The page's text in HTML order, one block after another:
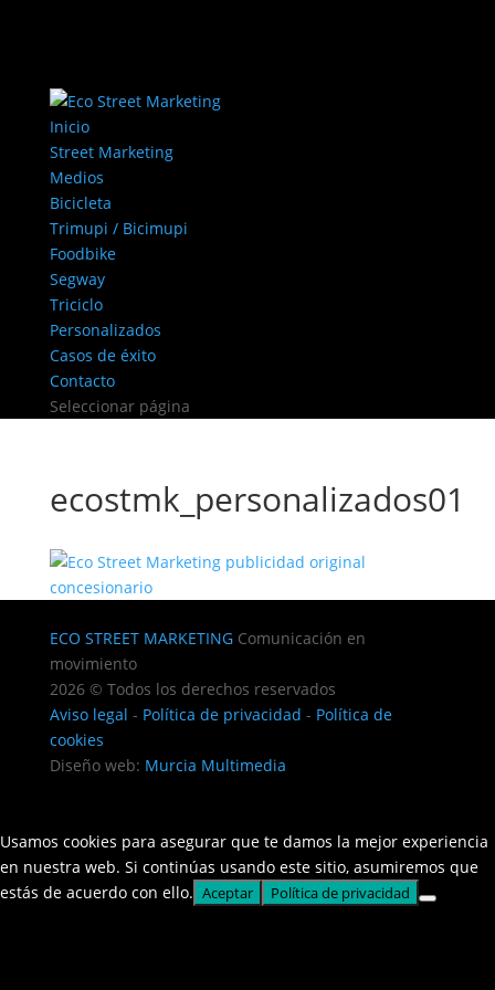
Inicio
Street Marketing
Medios
Bicicleta
Trimupi / Bicimupi
Foodbike
Segway
Triciclo
Personalizados
Casos de éxito
Contacto
Seleccionar página
ecostmk_personalizados01
ECO STREET MARKETINGComunicación en
movimiento
2026 © Todos los derechos reservados
Aviso legal - Política de privacidad - Política de
cookies
Diseño web: Murcia Multimedia
Usamos cookies para asegurar que te damos la mejor experiencia
en nuestra web. Si continúas usando este sitio, asumiremos que
estás de acuerdo con ello. Aceptar Política de privacidad